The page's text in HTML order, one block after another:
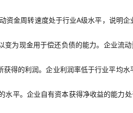
资金周转速度处于行业A级水平，说明
为现金用于偿还负债的能力。企业流
得的利润。企业利润率低于行业平均
平。企业自有资本获得净收益的能力